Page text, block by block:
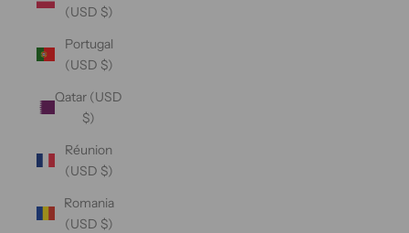
(USD $)
Portugal
(USD $)
Qatar (USD
$)
Réunion
(USD $)
Romania
(USD $)